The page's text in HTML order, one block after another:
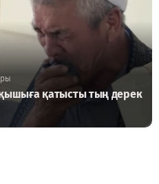
қатысты тың дерек